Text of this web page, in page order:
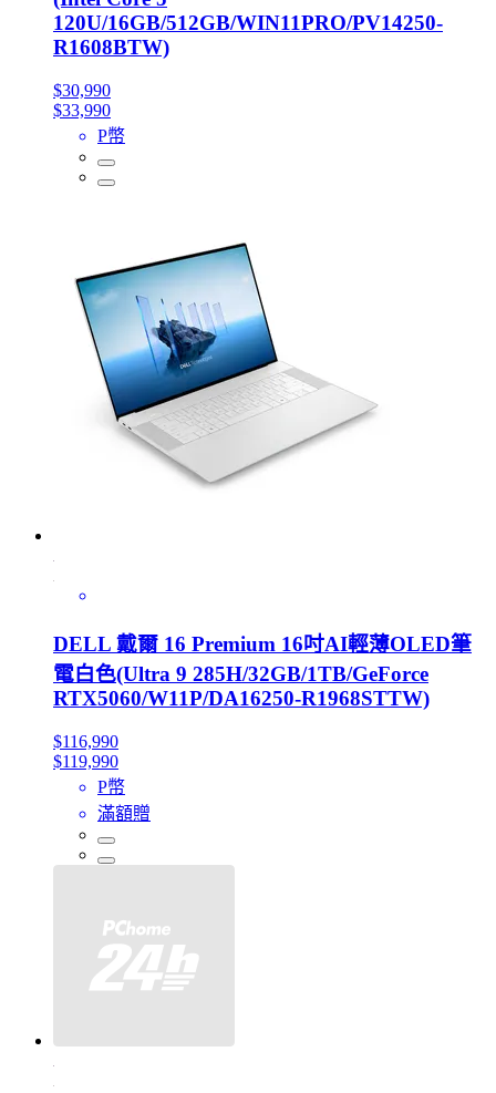
120U/16GB/512GB/WIN11PRO/PV14250-
R1608BTW)
$30,990
$33,990
P幣
DELL 戴爾 16 Premium 16吋AI輕薄OLED筆
電白色(Ultra 9 285H/32GB/1TB/GeForce
RTX5060/W11P/DA16250-R1968STTW)
$116,990
$119,990
P幣
滿額贈